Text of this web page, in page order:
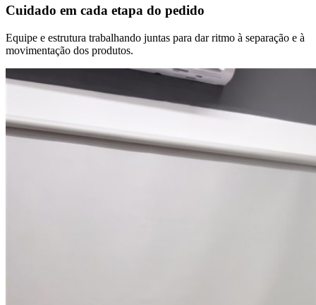
Cuidado em cada etapa do pedido
Equipe e estrutura trabalhando juntas para dar ritmo à separação e à
movimentação dos produtos.